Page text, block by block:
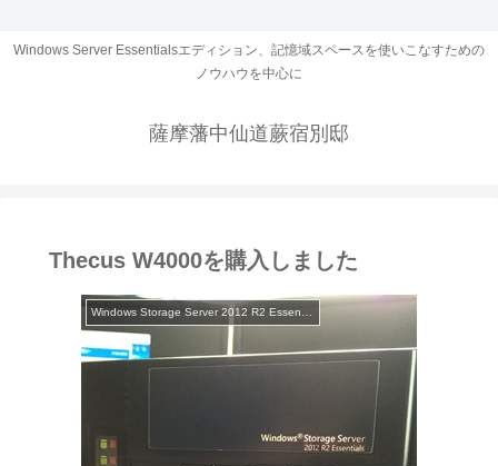
Windows Server Essentialsエディション、記憶域スペースを使いこなすための
ノウハウを中心に
薩摩藩中仙道蕨宿別邸
Thecus W4000を購入しました
Windows Storage Server 2012 R2 Essentials